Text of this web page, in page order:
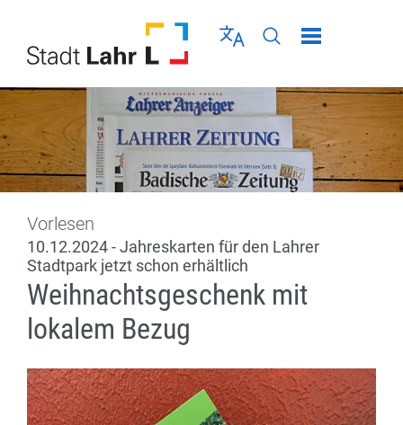
Sprache wählen
Seiten-Suche
Menü schließen
Vorlesen
10.12.2024 - Jahreskarten für den Lahrer
Stadtpark jetzt schon erhältlich
Weihnachtsgeschenk mit
lokalem Bezug